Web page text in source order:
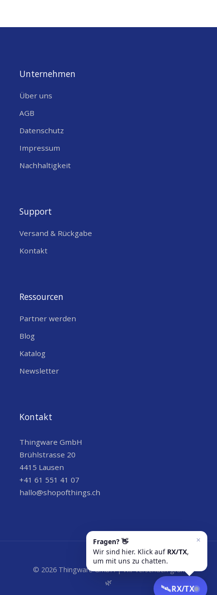
Unternehmen
Über uns
AGB
Datenschutz
Impressum
Nachhaltigkeit
Support
Versand & Rückgabe
Kontakt
Ressourcen
Partner werden
Blog
Katalog
Newsletter
Kontakt
Thingware GmbH
Brühlstrasse 20
4415 Lausen
+41 61 551 41 07
hallo@shopofthings.ch
© 2026 Thingware GmbH | Wir versenden grün
🌿